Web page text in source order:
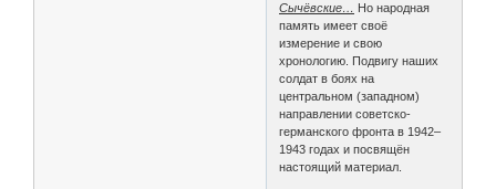
Сычёвские… Но народная
память имеет своё
измерение и свою
хронологию. Подвигу наших
солдат в боях на
центральном (западном)
направлении советско-
германского фронта в 1942–
1943 годах и посвящён
настоящий материал.